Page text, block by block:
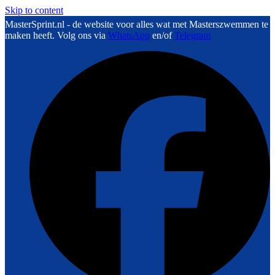
Skip to content
MasterSprint.nl - de website voor alles wat met Masterszwemmen te
maken heeft. Volg ons via WhatsApp en/ofTelegram